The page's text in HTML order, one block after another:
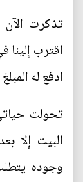
تذكرت الآن
اقترب إلينا
ادفع له
تحولت
البيت إلا
وجوده